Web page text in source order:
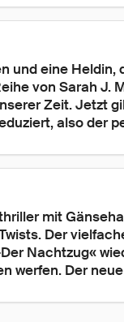
und eine
von Sarah J.
Zeit. Jetzt
also der
mit
Der
Nachtzug«
werfen. Der